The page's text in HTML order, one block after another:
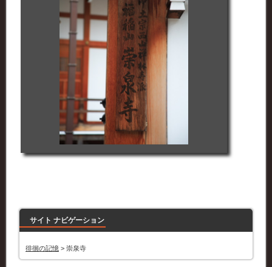
サイト ナビゲーション
徘徊の記憶 > 崇泉寺